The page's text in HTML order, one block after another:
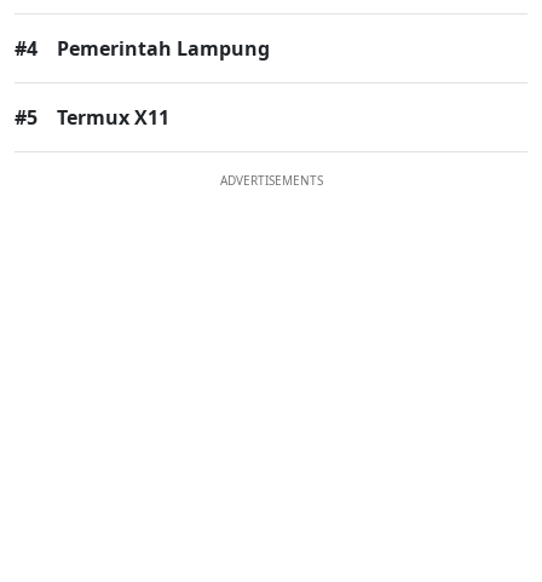
#4 Pemerintah Lampung
#5 Termux X11
ADVERTISEMENTS